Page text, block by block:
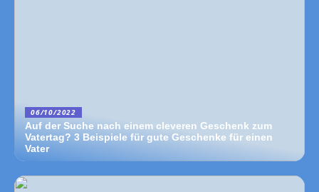
06/10/2022
Auf der Suche nach einem cleveren Geschenk zum
Vatertag? 3 Beispiele für gute Geschenke für einen
Vater